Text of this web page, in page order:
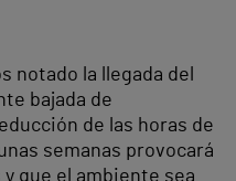
notado la llegada del
bajada de
de las horas de
semanas provocará
que el ambiente sea